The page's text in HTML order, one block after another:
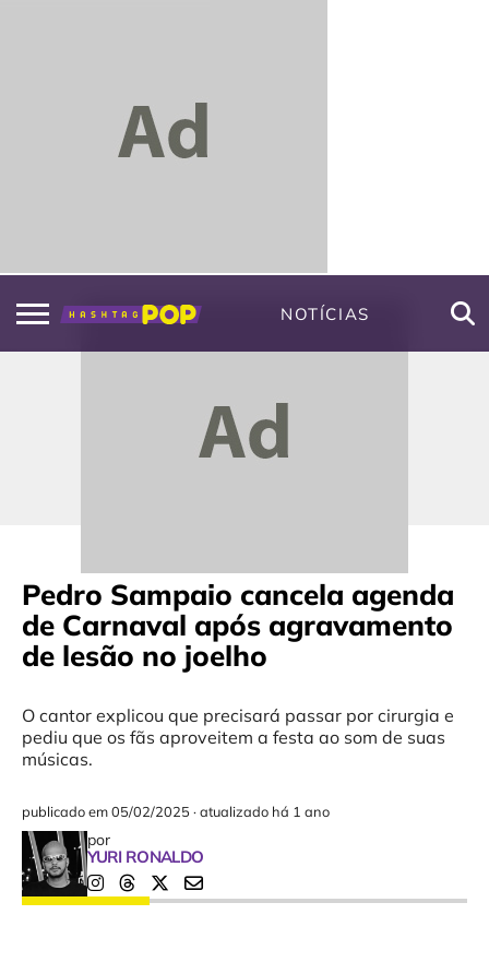
NOTÍCIAS
Pedro Sampaio cancela agenda
de Carnaval após agravamento
de lesão no joelho
O cantor explicou que precisará passar por cirurgia e
pediu que os fãs aproveitem a festa ao som de suas
músicas.
publicado em05/02/2025 ·atualizado há 1 ano
por
YURI RONALDO